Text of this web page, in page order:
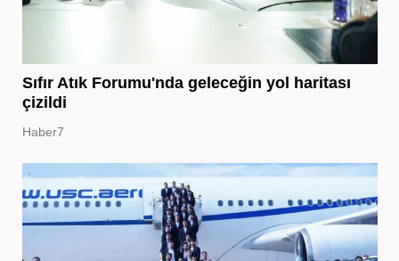
Sıfır Atık Forumu'nda geleceğin yol haritası
çizildi
Haber7